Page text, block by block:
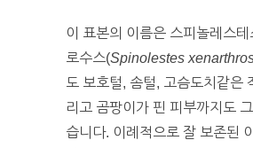
이 표본의 이름은 스피놀레스
로수스(Spinolestes
도 보호털, 솜털, 고슴도치같은
리고 곰팡이가 핀 피부까지도
습니다. 이례적으로 잘 보존된